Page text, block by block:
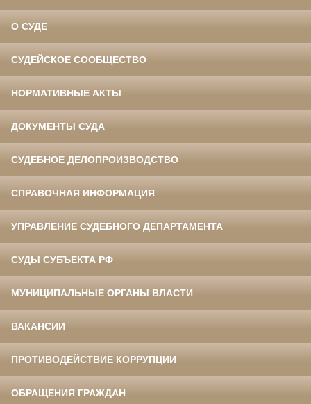
О СУДЕ
СУДЕЙСКОЕ СООБЩЕСТВО
НОРМАТИВНЫЕ АКТЫ
ДОКУМЕНТЫ СУДА
СУДЕБНОЕ ДЕЛОПРОИЗВОДСТВО
СПРАВОЧНАЯ ИНФОРМАЦИЯ
УПРАВЛЕНИЕ СУДЕБНОГО ДЕПАРТАМЕНТА
СУДЫ СУБЪЕКТА РФ
МУНИЦИПАЛЬНЫЕ ОРГАНЫ ВЛАСТИ
ВАКАНСИИ
ПРОТИВОДЕЙСТВИЕ КОРРУПЦИИ
ОБРАЩЕНИЯ ГРАЖДАН